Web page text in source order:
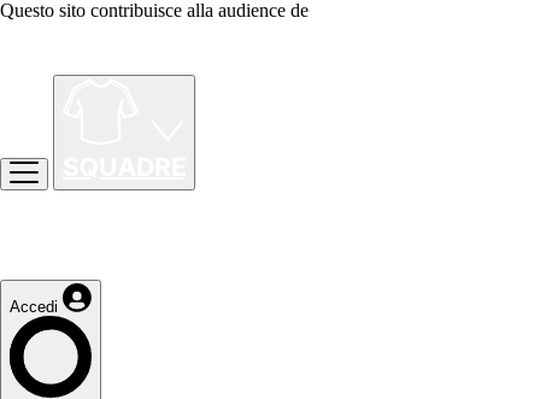
Questo sito contribuisce alla audience de
Accedi